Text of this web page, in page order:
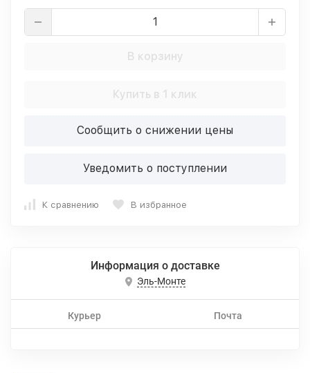
В корзину
Купить в 1 клик
Сообщить о снижении цены
Уведомить о поступлении
К сравнению В избранное
Информация о доставке
Эль-Монте
Курьер Почта